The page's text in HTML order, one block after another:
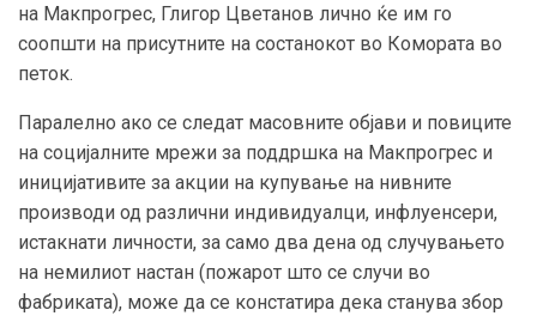
на Макпрогрес, Глигор Цветанов лично ќе им го
соопшти на присутните на состанокот во Комората во
петок.
Паралелно ако се следат масовните објави и повиците
на социјалните мрежи за поддршка на Макпрогрес и
иницијативите за акции на купување на нивните
производи од различни индивидуалци, инфлуенсери,
истакнати личности, за само два дена од случувањето
на немилиот настан (пожарот што се случи во
фабриката), може да се констатира дека станува збор